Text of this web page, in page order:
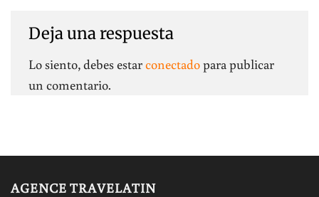
Deja una respuesta
Lo siento, debes estarconectadopara publicar
un comentario.
AGENCE TRAVELATIN